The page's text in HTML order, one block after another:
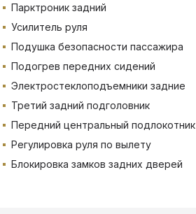
Парктроник задний
Усилитель руля
Подушка безопасности пассажира
Подогрев передних сидений
Электростеклоподъемники задние
Третий задний подголовник
Передний центральный подлокотник
Регулировка руля по вылету
Блокировка замков задних дверей